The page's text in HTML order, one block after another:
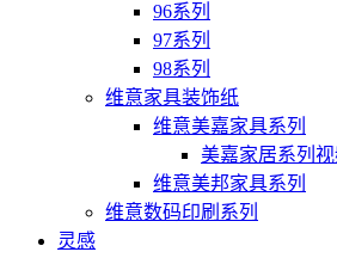
96系列
97系列
98系列
维意家具装饰纸
维意美嘉家具系列
美嘉家居系列视
维意美邦家具系列
维意数码印刷系列
灵感